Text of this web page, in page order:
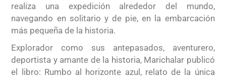
realiza una expedición alrededor del mundo,
navegando en solitario y de pie, en la embarcación
más pequeña de la historia.
Explorador como sus antepasados, aventurero,
deportista y amante de la historia, Marichalar publicó
el libro: Rumbo al horizonte azul, relato de la única